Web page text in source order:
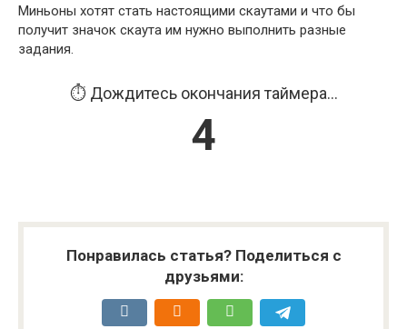
Миньоны хотят стать настоящими скаутами и что бы
получит значок скаута им нужно выполнить разные
задания.
⏱️ Дождитесь окончания таймера...
4
Понравилась статья? Поделиться с
друзьями: